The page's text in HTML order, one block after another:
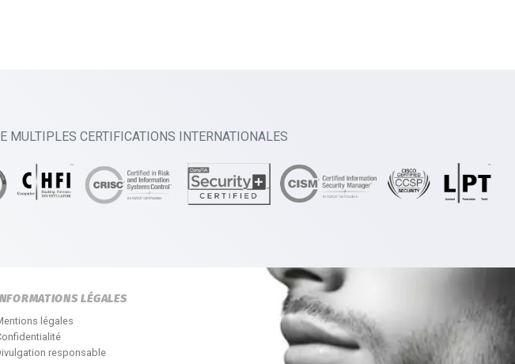
MULTIPLES CERTIFICATIONS INTERNATIONALES
LÉGALES
légales
responsable